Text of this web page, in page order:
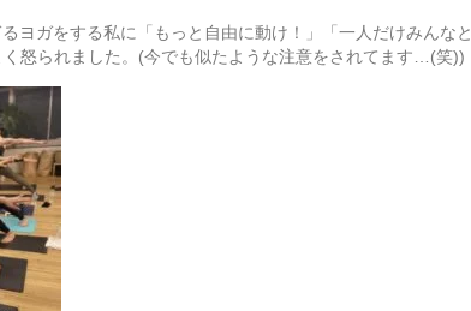
ヨガをする私に「もっと自由に動け！」「一人だけみんなと
怒られました。(今でも似たような注意をされてます…(笑))